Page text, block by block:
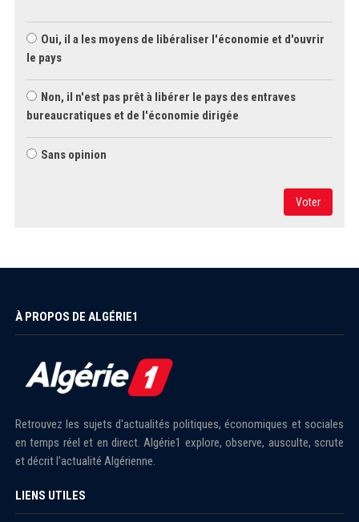
Oui, il a les moyens de libéraliser l'économie et d'ouvrir
le pays
Non, il n'est pas prêt à libérer le pays des entraves
bureaucratiques et de l'économie dirigée
Sans opinion
Voter
À PROPOS DE ALGÉRIE1
Retrouvez les sujets d'actualités politiques, économiques et sociales
en temps réel et en direct. Algérie1 explore, observe, ausculte, scrute
et décrit l'actualité Algérienne.
LIENS UTILES